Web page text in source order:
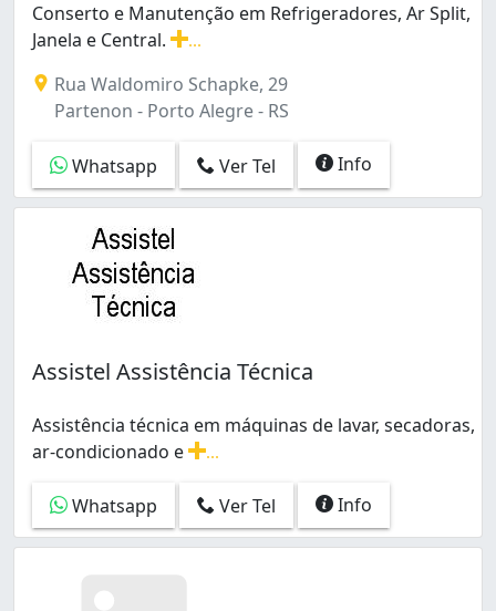
Conserto e Manutenção em Refrigeradores, Ar Split,
Janela e Central.
Rua Waldomiro Schapke, 29
Partenon - Porto Alegre - RS
Whatsapp Ver Tel Info
Assistel Assistência Técnica
Assistência técnica em máquinas de lavar, secadoras,
ar-condicionado e
Whatsapp
Ver Tel Info